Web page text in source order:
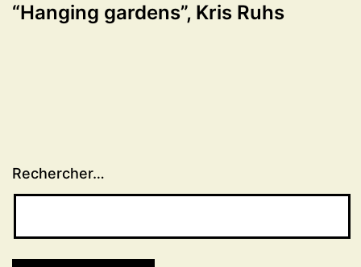
“Hanging gardens”, Kris Ruhs
Rechercher…